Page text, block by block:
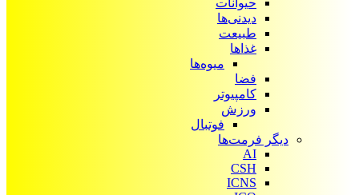
حیوانات
دیدنی‌ها
طبیعت
غذاها
میوه‌ها
فضا
کامپیوتر
ورزش
فوتبال
دیگر فرمت‌ها
AI
CSH
ICNS